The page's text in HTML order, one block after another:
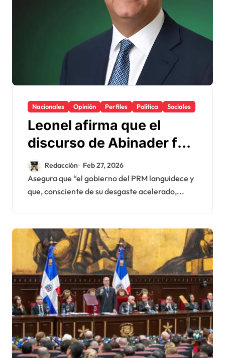
Nacionales Opinión Perfiles Política Sociales
Leonel afirma que el
discurso de Abinader fue
“de ciencia ficción” y
está desconectado de la
realidad que vive el
pueblo
Redacción Feb 27, 2026
Asegura que “el gobierno del PRM languidece y
que, consciente de su desgaste acelerado,...